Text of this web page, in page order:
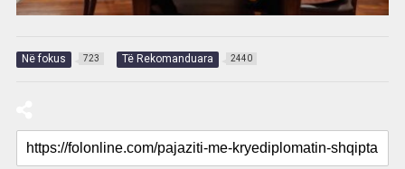
Në fokus 723 Të Rekomanduara 2440